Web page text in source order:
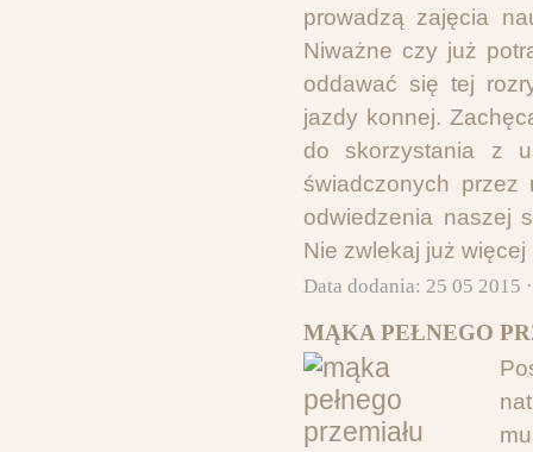
prowadzą zajęcia
Niważne czy już
oddawać się tej
jazdy konnej.
do skorzystania z
świadczonych przez
odwiedzenia naszej
Nie zwlekaj już
Data dodania: 25 05 2015
MĄKA PEŁNEGO